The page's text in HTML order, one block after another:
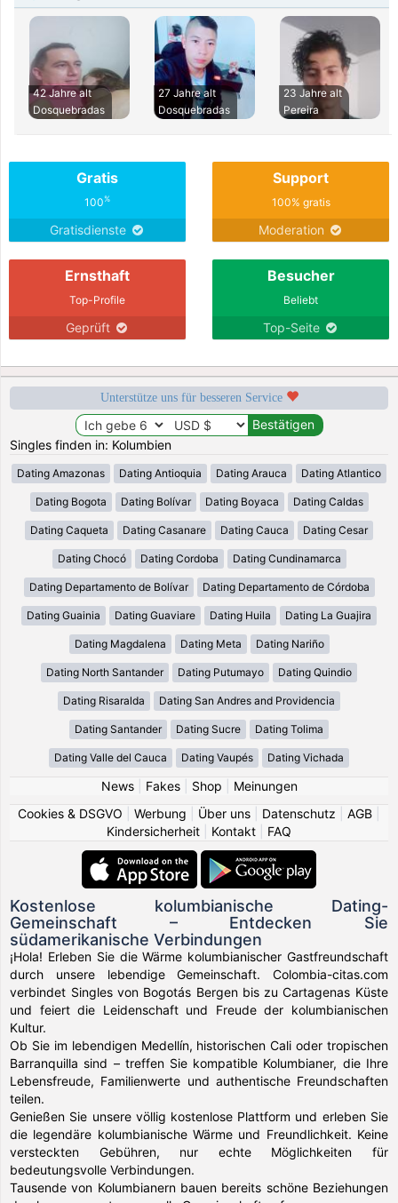
42 Jahre alt
Dosquebradas
27 Jahre alt
Dosquebradas
23 Jahre alt
Pereira
Gratis
100%
Gratisdienste
Support
100% gratis
Moderation
Ernsthaft
Top-Profile
Geprüft
Besucher
Beliebt
Top-Seite
Unterstütze uns für besseren Service
Singles finden in: Kolumbien
Dating Amazonas Dating Antioquia Dating Arauca Dating Atlantico
Dating Bogota Dating Bolívar Dating Boyaca Dating Caldas
Dating Caqueta Dating Casanare Dating Cauca Dating Cesar
Dating Chocó Dating Cordoba Dating Cundinamarca
Dating Departamento de Bolívar Dating Departamento de Córdoba
Dating Guainia Dating Guaviare Dating Huila Dating La Guajira
Dating Magdalena Dating Meta Dating Nariño
Dating North Santander Dating Putumayo Dating Quindio
Dating Risaralda Dating San Andres and Providencia
Dating Santander Dating Sucre Dating Tolima
Dating Valle del Cauca Dating Vaupés Dating Vichada
News| Fakes| Shop
Meinungen
Cookies & DSGVO
Werbung Über uns Datenschutz AGB
Kindersicherheit
Kontakt FAQ
Kostenlose kolumbianische Dating-
Gemeinschaft – Entdecken Sie
südamerikanische Verbindungen
¡Hola! Erleben Sie die Wärme kolumbianischer Gastfreundschaft
durch unsere lebendige Gemeinschaft. Colombia-citas.com
verbindet Singles von Bogotás Bergen bis zu Cartagenas Küste
und feiert die Leidenschaft und Freude der kolumbianischen
Kultur.
Ob Sie im lebendigen Medellín, historischen Cali oder tropischen
Barranquilla sind – treffen Sie kompatible Kolumbianer, die Ihre
Lebensfreude, Familienwerte und authentische Freundschaften
teilen.
Genießen Sie unsere völlig kostenlose Plattform und erleben Sie
die legendäre kolumbianische Wärme und Freundlichkeit. Keine
versteckten Gebühren, nur echte Möglichkeiten für
bedeutungsvolle Verbindungen.
Tausende von Kolumbianern bauen bereits schöne Beziehungen